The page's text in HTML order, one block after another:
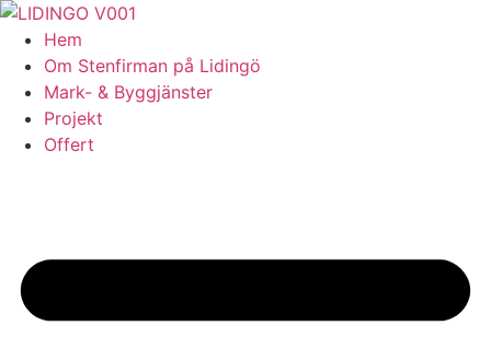
Skip
content
Hem
Om Stenfirman på Lidingö
Mark- & Byggjänster
Projekt
Offert